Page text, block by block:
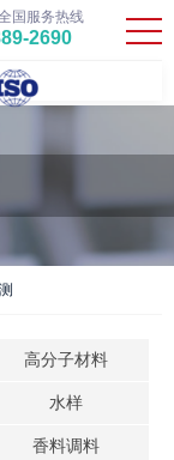
国服务热线
2690
高分子材料
水样
香料调料